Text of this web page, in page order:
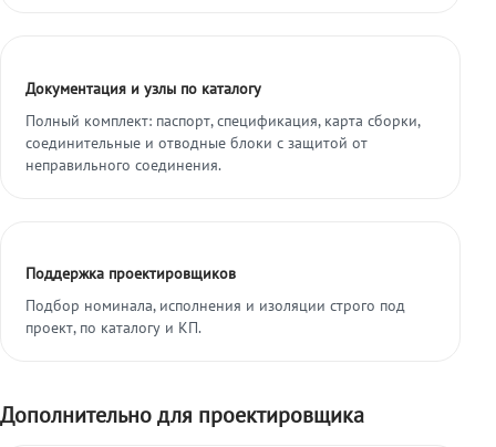
Документация и узлы по каталогу
Полный комплект: паспорт, спецификация, карта сборки,
соединительные и отводные блоки с защитой от
неправильного соединения.
Поддержка проектировщиков
Подбор номинала, исполнения и изоляции строго под
проект, по каталогу и КП.
Дополнительно для проектировщика